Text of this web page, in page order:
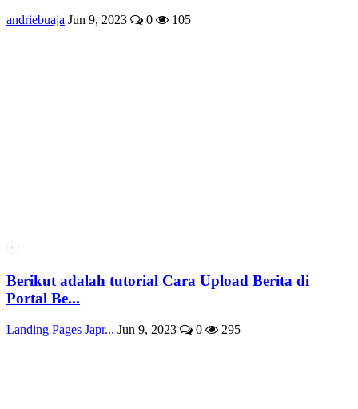
andriebuaja Jun 9, 2023 0 105
Berikut adalah tutorial Cara Upload Berita di
Portal Be...
Landing Pages Japr... Jun 9, 2023 0 295